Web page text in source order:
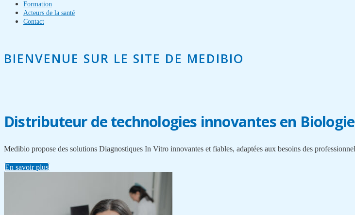
Formation
Acteurs de la santé
Contact
BIENVENUE SUR LE SITE DE MEDIBIO
Distributeur de technologies innovantes en
Medibio propose des solutions Diagnostiques In Vitro innovantes et fiables, adaptées aux besoins des
En savoir plus